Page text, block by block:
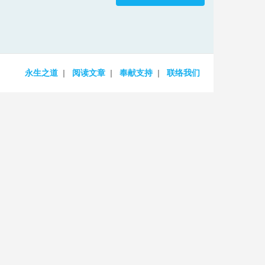
永生之道 阅读文章 奉献支持 联络我们